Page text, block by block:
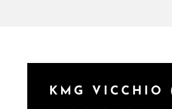
KMG VICCHIO